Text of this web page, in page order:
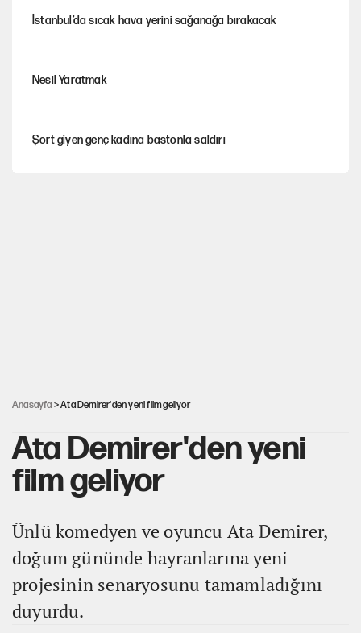
İstanbul’da sıcak hava yerini sağanağa bırakacak
Nesil Yaratmak
Şort giyen genç kadına bastonla saldırı
Anasayfa > Ata Demirer'den yeni film geliyor
Ata Demirer'den yeni
film geliyor
Ünlü komedyen ve oyuncu Ata Demirer,
doğum gününde hayranlarına yeni
projesinin senaryosunu tamamladığını
duyurdu.